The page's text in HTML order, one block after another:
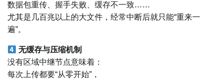
数据包重传、握手失败、缓存不一致……
尤其是几百兆以上的大文件，经常中断后就只能“重来一
遍”。
无缓存与压缩机制
没有区域中继节点意味着：
每次上传都要“从零开始”，